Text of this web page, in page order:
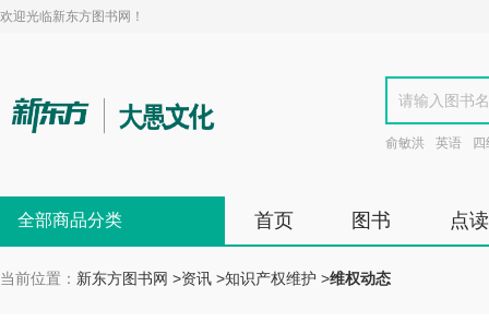
欢迎光临新东方图书网！
俞敏洪 英语
全部商品分类 首页 图书 点
当前位置： 新东方图书网 >资讯 >知识产权维护 >维权动态